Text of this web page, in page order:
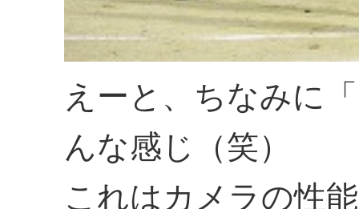
えーと、ちなみに
んな感じ（笑）
これはカメラの性